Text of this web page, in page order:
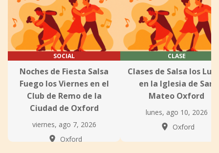
SOCIAL
Noches de Fiesta Salsa
Fuego los Viernes en el
Club de Remo de la
Ciudad de Oxford
viernes, ago 7, 2026
Oxford
CLASE
Clases de Salsa los
en la Iglesia de San
Mateo Oxford
lunes, ago 10, 2026
Oxford